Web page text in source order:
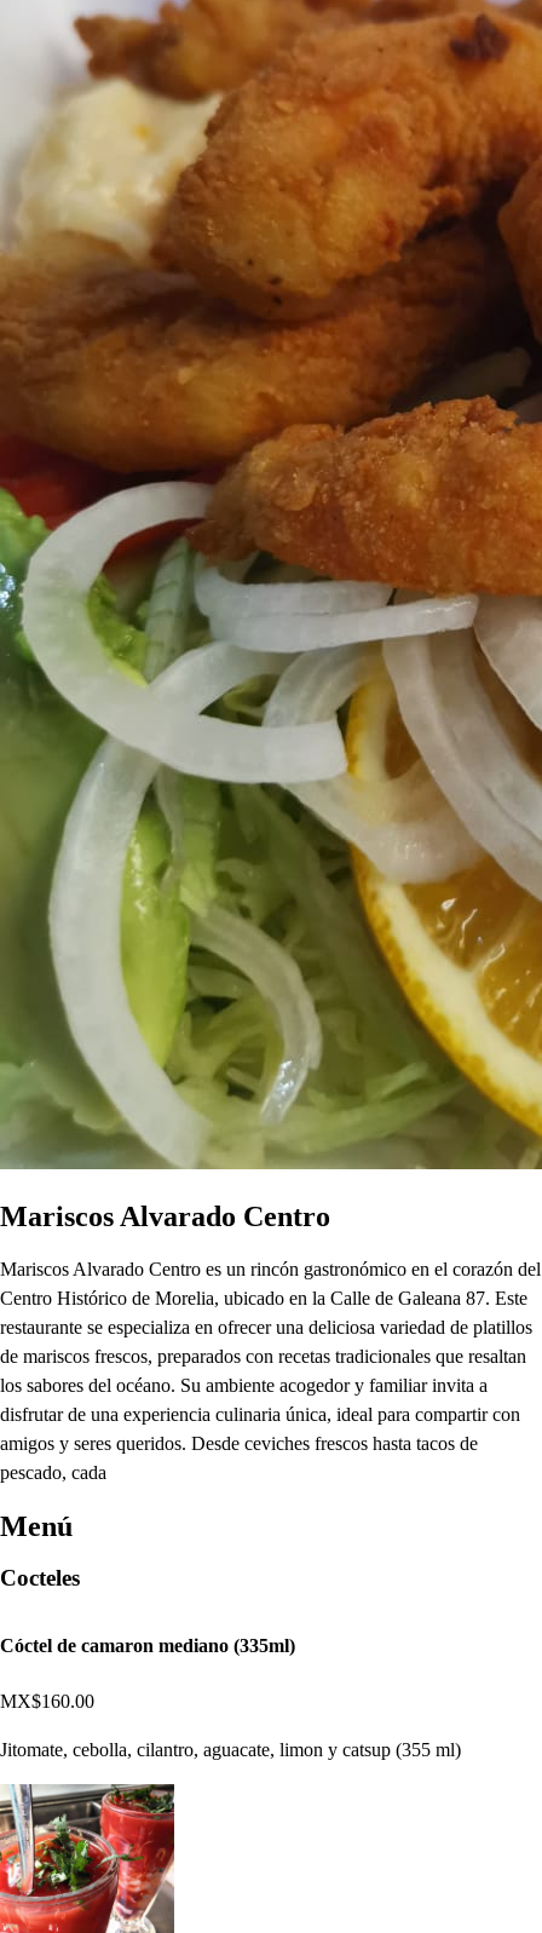
Mariscos Alvarado Centro
Mariscos Alvarado Centro es un rincón gastronómico en el corazón del
Centro Histórico de Morelia, ubicado en la Calle de Galeana 87. Este
restaurante se especializa en ofrecer una deliciosa variedad de platillos
de mariscos frescos, preparados con recetas tradicionales que resaltan
los sabores del océano. Su ambiente acogedor y familiar invita a
disfrutar de una experiencia culinaria única, ideal para compartir con
amigos y seres queridos. Desde ceviches frescos hasta tacos de
pescado, cada
Menú
Cocteles
Cóctel de camaron mediano (335ml)
MX$160.00
Jitomate, cebolla, cilantro, aguacate, limon y catsup (355 ml)